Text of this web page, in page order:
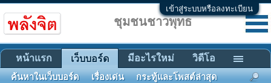
เข้าสู่ระบบหรือลงทะเบียน
ชุมชนชาวพุทธ
หน้าแรก เว็บบอร์ด
ค้นหาในเว็บบอร์ด เรื่องเด่น กระทู้และโพสต์ล่าสุด
มีอะไรใหม่ วิดีโอ